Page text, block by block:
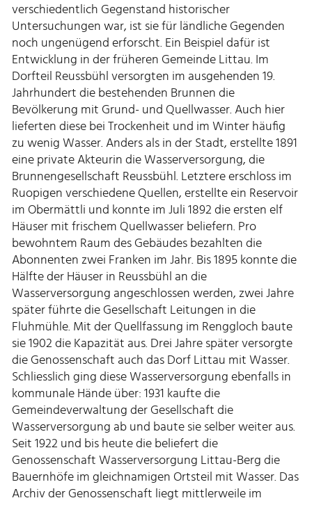
verschiedentlich Gegenstand historischer
Untersuchungen war, ist sie für ländliche Gegenden
noch ungenügend erforscht. Ein Beispiel dafür ist
Entwicklung in der früheren Gemeinde Littau. Im
Dorfteil Reussbühl versorgten im ausgehenden 19.
Jahrhundert die bestehenden Brunnen die
Bevölkerung mit Grund- und Quellwasser. Auch hier
lieferten diese bei Trockenheit und im Winter häufig
zu wenig Wasser. Anders als in der Stadt, erstellte 1891
eine private Akteurin die Wasserversorgung, die
Brunnengesellschaft Reussbühl. Letztere erschloss im
Ruopigen verschiedene Quellen, erstellte ein Reservoir
im Obermättli und konnte im Juli 1892 die ersten elf
Häuser mit frischem Quellwasser beliefern. Pro
bewohntem Raum des Gebäudes bezahlten die
Abonnenten zwei Franken im Jahr. Bis 1895 konnte die
Hälfte der Häuser in Reussbühl an die
Wasserversorgung angeschlossen werden, zwei Jahre
später führte die Gesellschaft Leitungen in die
Fluhmühle. Mit der Quellfassung im Renggloch baute
sie 1902 die Kapazität aus. Drei Jahre später versorgte
die Genossenschaft auch das Dorf Littau mit Wasser.
Schliesslich ging diese Wasserversorgung ebenfalls in
kommunale Hände über: 1931 kaufte die
Gemeindeverwaltung der Gesellschaft die
Wasserversorgung ab und baute sie selber weiter aus.
Seit 1922 und bis heute die beliefert die
Genossenschaft Wasserversorgung Littau-Berg die
Bauernhöfe im gleichnamigen Ortsteil mit Wasser. Das
Archiv der Genossenschaft liegt mittlerweile im